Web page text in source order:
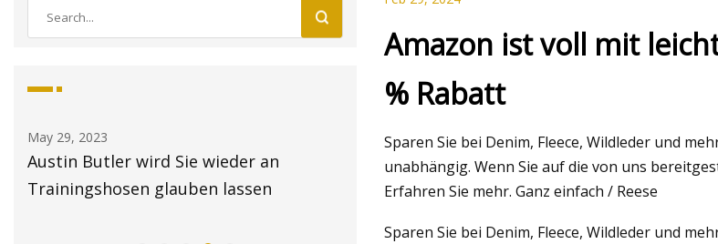
May 29, 2023
Austin Butler wird Sie wieder an
Trainingshosen glauben lassen
May 30, 2023
Die besten Herren-Yogahosen für
bequemes Üben
May 26,
Tom
Amazon ist voll mit
% Rabatt
Sparen Sie bei Denim, Fleece, Wildleder und
unabhängig. Wenn Sie auf die von uns
Erfahren Sie mehr. Ganz einfach / Reese
Sparen Sie bei Denim, Fleece, Wildleder und